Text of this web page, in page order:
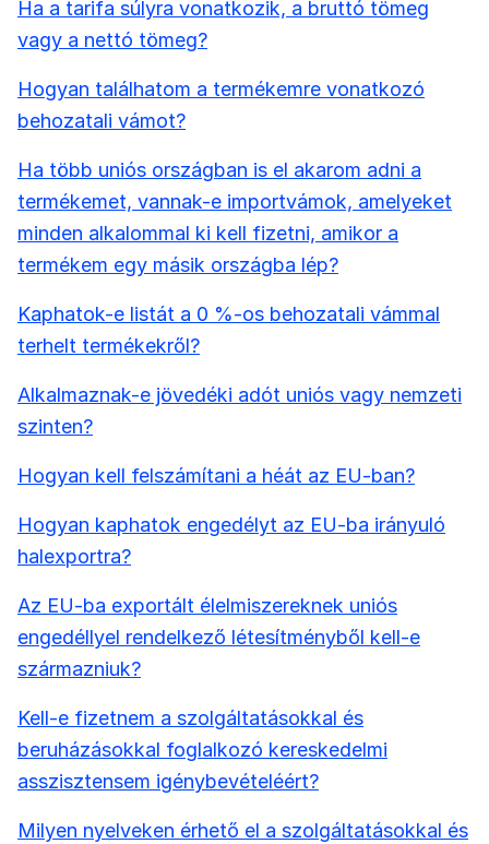
Ha a tarifa súlyra vonatkozik, a bruttó tömeg
vagy a nettó tömeg?
Hogyan találhatom a termékemre vonatkozó
behozatali vámot?
Ha több uniós országban is el akarom adni a
termékemet, vannak-e importvámok, amelyeket
minden alkalommal ki kell fizetni, amikor a
termékem egy másik országba lép?
Kaphatok-e listát a 0 %-os behozatali vámmal
terhelt termékekről?
Alkalmaznak-e jövedéki adót uniós vagy nemzeti
szinten?
Hogyan kell felszámítani a héát az EU-ban?
Hogyan kaphatok engedélyt az EU-ba irányuló
halexportra?
Az EU-ba exportált élelmiszereknek uniós
engedéllyel rendelkező létesítményből kell-e
származniuk?
Kell-e fizetnem a szolgáltatásokkal és
beruházásokkal foglalkozó kereskedelmi
asszisztensem igénybevételéért?
Milyen nyelveken érhető el a szolgáltatásokkal és